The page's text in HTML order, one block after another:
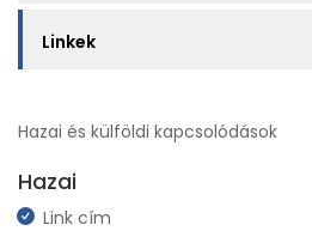
Linkek
Hazai és külföldi kapcsolódások
Hazai
Link cím